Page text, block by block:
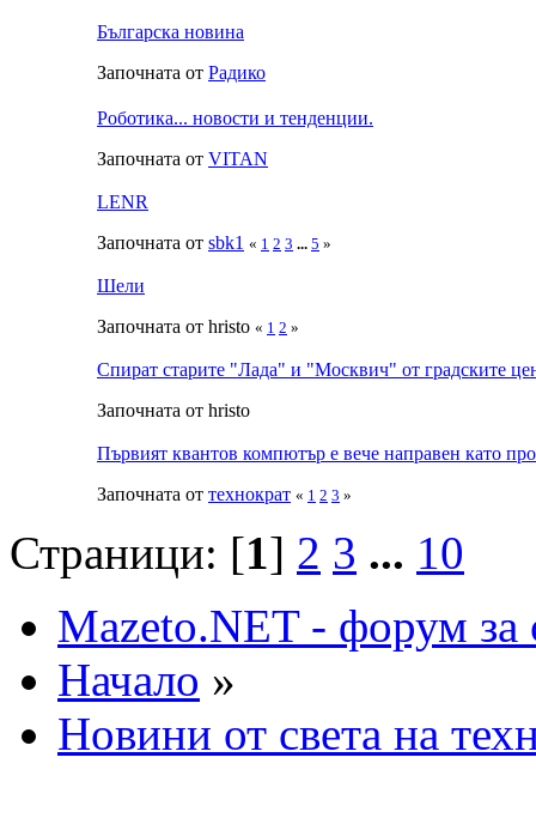
Българска новина
Започната от Радико
Роботика... новости и тенденции.
Започната от VITAN
LENR
Започната от sbk1 « 1 2 3 ... 5 »
Шели
Започната от hristo « 1 2 »
Спират старите "Лада" и "Москвич" от градските
Започната от hristo
Първият квантов компютър е вече направен като
Започната от технократ « 1 2 3 »
Страници: [1] 2 3 ... 10
Mazeto.NET - форум за
Начало »
Новини от света на